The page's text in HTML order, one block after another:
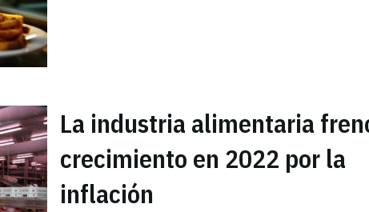
La industria alimentaria
crecimiento en 2022 por la
inflación